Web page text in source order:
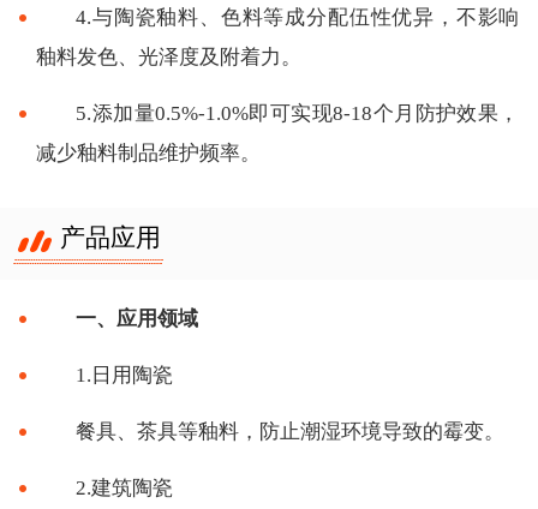
4.与陶瓷釉料、色料等成分配伍性优异，不影响
釉料发色、光泽度及附着力。
5.添加量0.5%-1.0%即可实现8-18个月防护效果，
减少釉料制品维护频率。
产品应用
一、应用领域
1.日用陶瓷
餐具、茶具等釉料，防止潮湿环境导致的霉变。
2.建筑陶瓷